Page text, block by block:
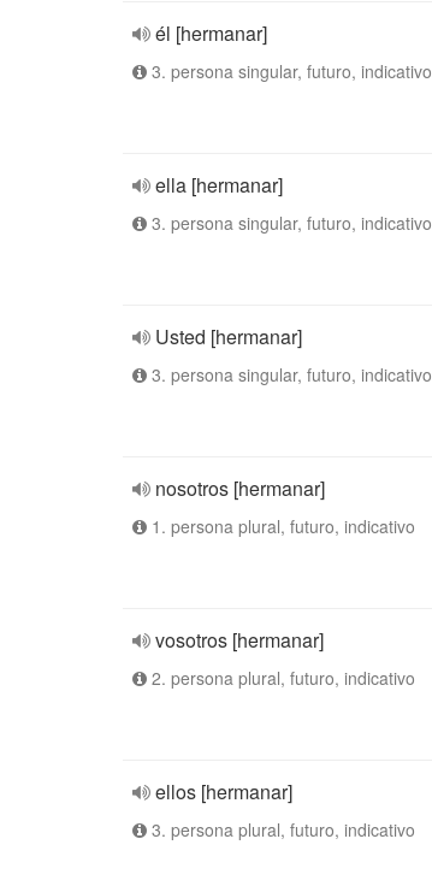
él [hermanar]
3. persona singular, futuro, indicativo
ella [hermanar]
3. persona singular, futuro, indicativo
Usted [hermanar]
3. persona singular, futuro, indicativo
nosotros [hermanar]
1. persona plural, futuro, indicativo
vosotros [hermanar]
2. persona plural, futuro, indicativo
ellos [hermanar]
3. persona plural, futuro, indicativo